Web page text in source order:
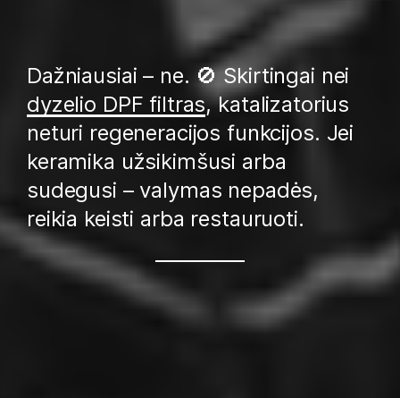
Dažniausiai – ne. 🚫 Skirtingai nei
dyzelio DPF filtras, katalizatorius
neturi regeneracijos funkcijos. Jei
keramika užsikimšusi arba
sudegusi – valymas nepadės,
reikia keisti arba restauruoti.